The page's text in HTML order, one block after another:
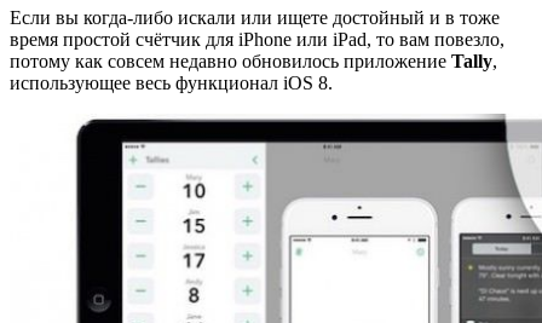
Если вы когда-либо искали или ищете достойный и в тоже
время простой счётчик для iPhone или iPad, то вам повезло,
потому как совсем недавно обновилось приложение Tally,
использующее весь функционал iOS 8.